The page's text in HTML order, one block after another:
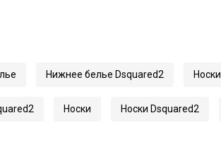
Нижнее белье Dsquared2 Носки
Носки Носки Dsquared2